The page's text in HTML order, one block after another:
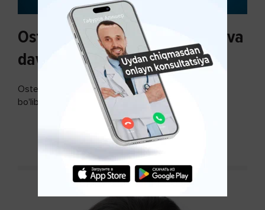
Osteoartroz sabablari, tasnifi va
davolash usullari
Osteoartroz - bo'g'imlarning keng tarqalgan kasalligi
bo'lib, so'ngi paytda osteoartroz kasalligi sonining
ko'payishi tendentsiyasi mavjud...
DAVOMINI O'QISH